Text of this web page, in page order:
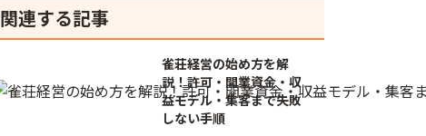
関連する記事
雀荘経営の始め方を解
説！許可・開業資金・収
益モデル・集客まで失敗
しない手順